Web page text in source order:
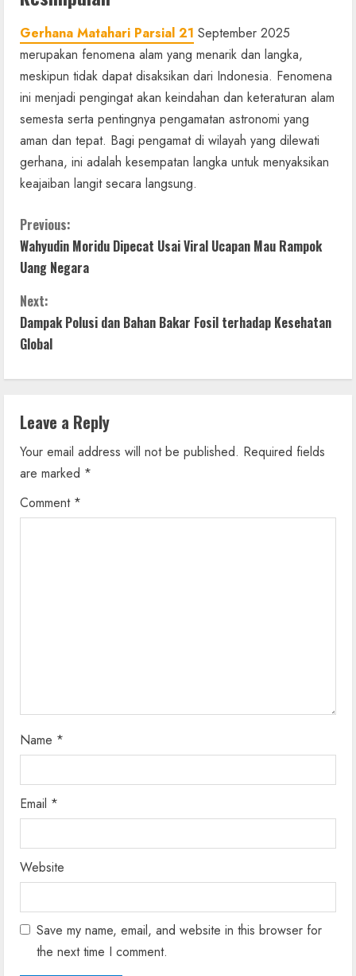
Gerhana Matahari Parsial 21 September 2025
merupakan fenomena alam yang menarik dan langka,
meskipun tidak dapat disaksikan dari Indonesia. Fenomena
ini menjadi pengingat akan keindahan dan keteraturan alam
semesta serta pentingnya pengamatan astronomi yang
aman dan tepat. Bagi pengamat di wilayah yang dilewati
gerhana, ini adalah kesempatan langka untuk menyaksikan
keajaiban langit secara langsung.
C
o
n
t
u
e
R
Previous:
Wahyudin Moridu Dipecat Usai Viral Ucapan Mau Rampok
Uang Negara
Next:
Dampak Polusi dan Bahan Bakar Fosil terhadap Kesehatan
Global
Leave a Reply
Your email address will not be published. Required fields
are marked *
Comment *
Name *
Email *
Website
Save my name, email, and website in this browser for
the next time I comment.